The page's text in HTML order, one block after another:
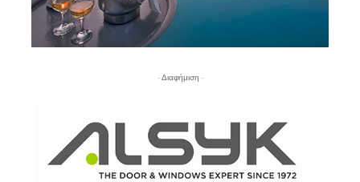
- Διαφήμιση -